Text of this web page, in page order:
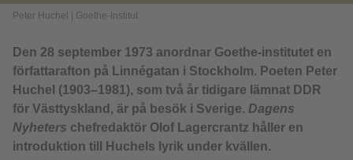
Peter Huchel Goethe-Institut
Den 28 september 1973 anordnar Goethe-institutet en
författarafton på Linnégatan i Stockholm. Poeten Peter
Huchel (1903–1981), som två år tidigare lämnat DDR
för Västtyskland, är på besök i Sverige. Dagens
Nyheters chefredaktör Olof Lagercrantz håller en
introduktion till Huchels lyrik under kvällen.